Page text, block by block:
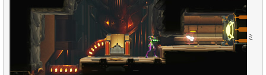
ミ